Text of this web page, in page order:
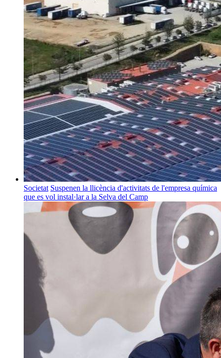
Societat Suspenen la llicència d'activitats de l'empresa química
que es vol instal·lar a la Selva del Camp